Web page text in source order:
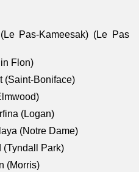
Pas-Kameesak) (Le Pas
Flon)
(Saint-Boniface)
(Logan)
(Notre Dame)
(Tyndall Park)
(Morris)